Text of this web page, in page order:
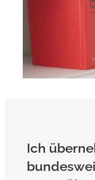
Ich